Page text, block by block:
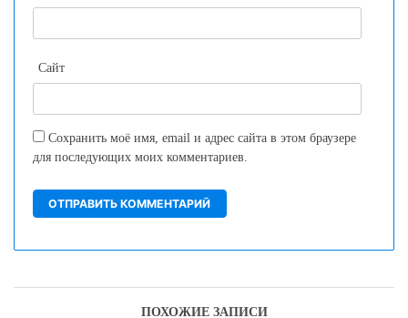
Сайт
Сохранить моё имя, email и адрес сайта в этом браузере
для последующих моих комментариев.
ПОХОЖИЕ ЗАПИСИ